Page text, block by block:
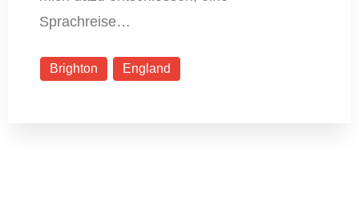
Sprachreise…
Brighton England